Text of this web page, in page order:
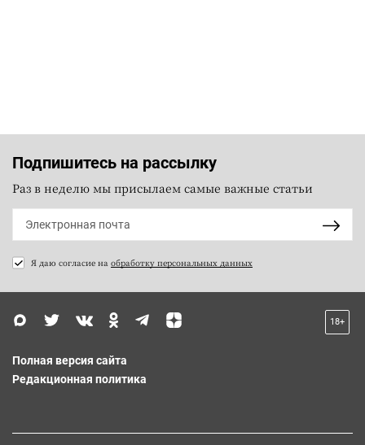
Подпишитесь на рассылку
Раз в неделю мы присылаем самые важные статьи
Я даю согласие на обработку персональных данных
18+
Полная версия сайта
Редакционная политика